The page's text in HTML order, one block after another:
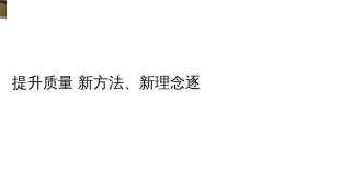
提升质量 新方法、新理念逐